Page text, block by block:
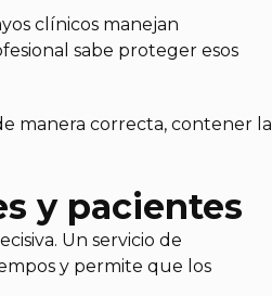
clínicos manejan
sabe proteger esos
manera correcta, contener la
y pacientes
Un servicio de
y permite que los